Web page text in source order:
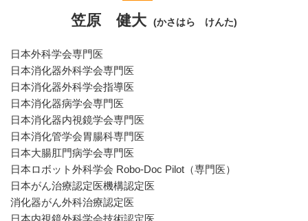
笠原 健大 (かさはら けんた)
日本外科学会専門医
日本消化器外科学会専門医
日本消化器外科学会指導医
日本消化器病学会専門医
日本消化器内視鏡学会専門医
日本消化管学会胃腸科専門医
日本大腸肛門病学会専門医
日本ロボット外科学会 Robo-Doc Pilot（専門医）
日本がん治療認定医機構認定医
消化器がん外科治療認定医